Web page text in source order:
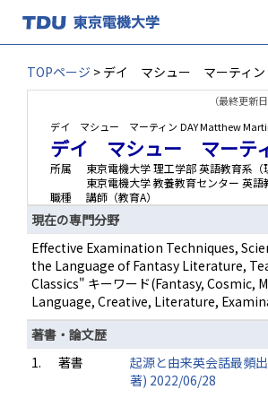
TOPページ > デイ マシュー マーティン
（最終更新
デイ マシュー マーティン DAY Matthew
デイ マシュー マーテ
所属
東京電機大学 理工学部 英語教育系（
東京電機大学 教養教育センター 英語
職種
講師（教育A）
現在の専門分野
Effective Examination Techniques,
the Language of Fantasy Literature,
Classics" キーワード(Fantasy, Cosmic,
Language, Creative, Literature,
著書・論文歴
1.
著書
起源と由来英会話最頻
著) 2022/06/28